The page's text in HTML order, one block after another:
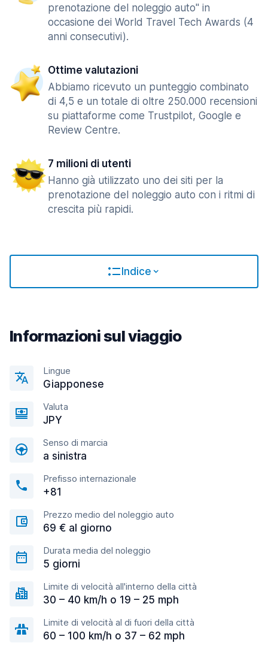
prenotazione del noleggio auto" in
occasione dei World Travel Tech Awards (4
anni consecutivi).
Ottime valutazioni
Abbiamo ricevuto un punteggio combinato
di 4,5 e un totale di oltre 250.000 recensioni
su piattaforme come Trustpilot, Google e
Review Centre.
7 milioni di utenti
Hanno già utilizzato uno dei siti per la
prenotazione del noleggio auto con i ritmi di
crescita più rapidi.
Indice
Informazioni sul viaggio
Lingue
Giapponese
Valuta
JPY
Senso di marcia
a sinistra
Prefisso internazionale
+81
Prezzo medio del noleggio auto
69 € al giorno
Durata media del noleggio
5 giorni
Limite di velocità all'interno della città
30 – 40 km/h o 19 – 25 mph
Limite di velocità al di fuori della città
60 – 100 km/h o 37 – 62 mph